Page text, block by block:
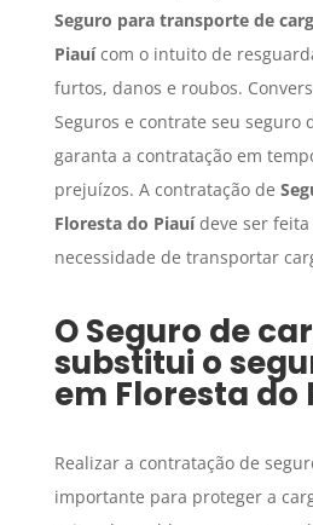
Seguro para transporte de
Piauícom o intuito de
furtos, danos e roubos.
Seguros e contrate seu seguro
garanta a contratação em
prejuízos. A contratação de
Floresta do Piauídeve ser feita
necessidade de transportar
OSeguro de
substitui o
em Floresta do
Realizar a contratação de
importante para proteger a